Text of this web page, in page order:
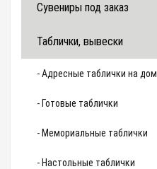
Сувениры под заказ
Таблички, вывески
- Адресные таблички на дом
- Готовые таблички
- Мемориальные таблички
- Настольные таблички